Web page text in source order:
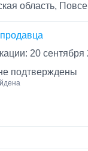
область,
20 сентября
подтверждены